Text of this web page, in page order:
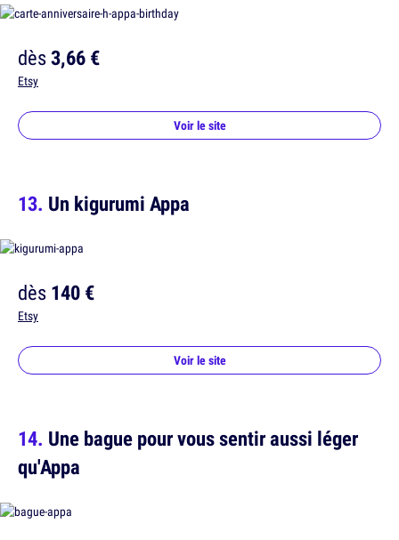
dès3,66 €
Etsy
Voir le site
Un kigurumi Appa
dès140 €
Etsy
Voir le site
Une bague pour vous sentir aussi léger
qu'Appa